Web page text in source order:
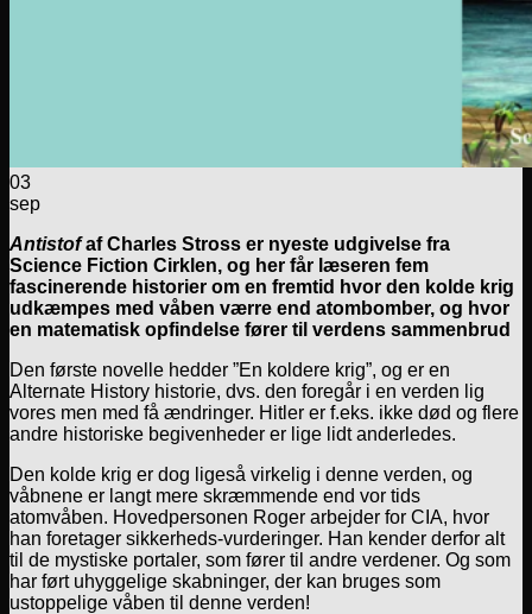
03
sep
Antistofaf Charles Stross er nyeste udgivelse fra
Science Fiction Cirklen, og her får læseren fem
fascinerende historier om en fremtid hvor den kolde krig
udkæmpes med våben værre end atombomber, og hvor
en matematisk opfindelse fører til verdens sammenbrud
Den første novelle hedder ”En koldere krig”, og er en
Alternate History historie, dvs. den foregår i en verden lig
vores men med få ændringer. Hitler er f.eks. ikke død og flere
andre historiske begivenheder er lige lidt anderledes.
Den kolde krig er dog ligeså virkelig i denne verden, og
våbnene er langt mere skræmmende end vor tids
atomvåben. Hovedpersonen Roger arbejder for CIA, hvor
han foretager sikkerheds-vurderinger. Han kender derfor alt
til de mystiske portaler, som fører til andre verdener. Og som
har ført uhyggelige skabninger, der kan bruges som
ustoppelige våben til denne verden!